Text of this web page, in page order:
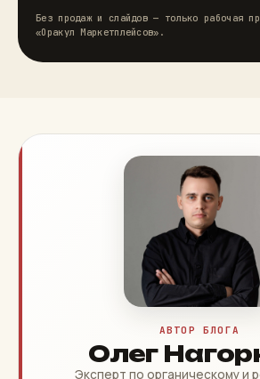
Без продаж и слайдов — только рабочая
«Оракул Маркетплейсов».
АВТОР БЛОГА
Олег
Эксперт по органическому и